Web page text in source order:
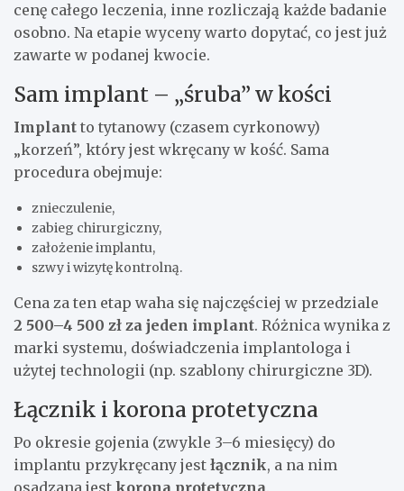
cenę całego leczenia, inne rozliczają każde badanie
osobno. Na etapie wyceny warto dopytać, co jest już
zawarte w podanej kwocie.
Sam implant – „śruba” w kości
Implant to tytanowy (czasem cyrkonowy)
„korzeń”, który jest wkręcany w kość. Sama
procedura obejmuje:
znieczulenie,
zabieg chirurgiczny,
założenie implantu,
szwy i wizytę kontrolną.
Cena za ten etap waha się najczęściej w przedziale
2 500–4 500 zł za jeden implant. Różnica wynika z
marki systemu, doświadczenia implantologa i
użytej technologii (np. szablony chirurgiczne 3D).
Łącznik i korona protetyczna
Po okresie gojenia (zwykle 3–6 miesięcy) do
implantu przykręcany jest łącznik, a na nim